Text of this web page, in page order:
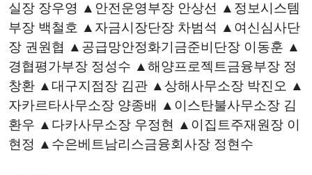
실장 장우영 ▲안전운영부장 안상선 ▲정보시스템
부장 백철호 ▲자금시장단장 차범석 ▲여신심사단
장 권원협 ▲공급망안정화기금준비단장 이동훈 ▲
경협평가부장 정성수 ▲해양프로젝트금융부장 정
창환 ▲대구지점장 김관 ▲상해사무소장 박진오 ▲
자카르타사무소장 양종배 ▲이스탄불사무소장 김
환우 ▲다카사무소장 우정현 ▲이집트주재원장 이
현정 ▲수은베트남리스금융회사장 정현수